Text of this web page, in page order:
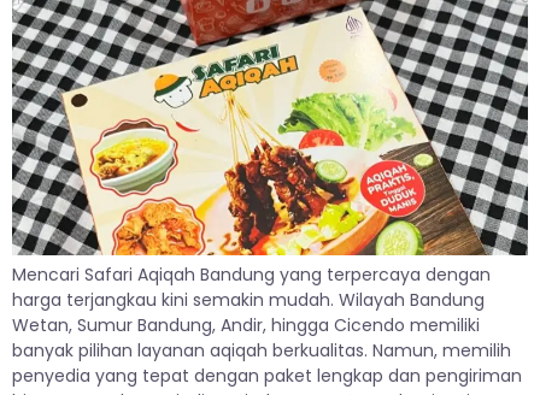
Mencari Safari Aqiqah Bandung yang terpercaya dengan
harga terjangkau kini semakin mudah. Wilayah Bandung
Wetan, Sumur Bandung, Andir, hingga Cicendo memiliki
banyak pilihan layanan aqiqah berkualitas. Namun, memilih
penyedia yang tepat dengan paket lengkap dan pengiriman